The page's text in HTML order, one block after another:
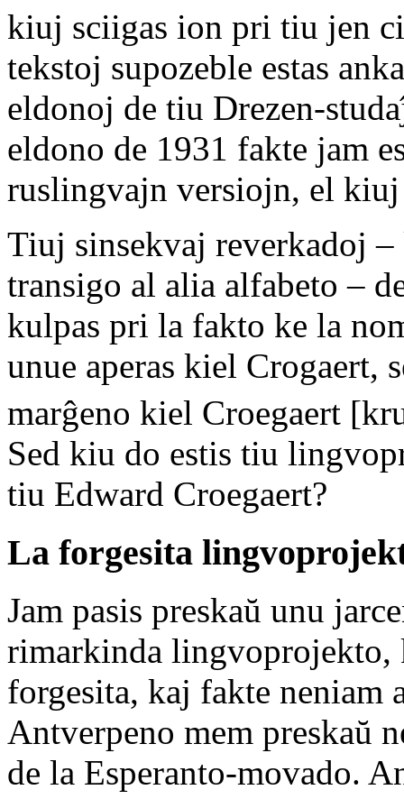
kiuj sciigas ion pri tiu jen
tekstoj supozeble estas
eldonoj de tiu Drezen-
eldono de 1931 fakte jam
ruslingvajn versiojn, el kiuj
Tiuj sinsekvaj reverkadoj
transigo al alia alfabeto –
kulpas pri la fakto ke la
unue aperas kiel Crogaert,
marĝeno kiel Croegaert
Sed kiu do estis tiu
tiu Edward Croegaert?
La forgesita
Jam pasis preskaŭ unu
rimarkinda lingvoprojekto,
forgesita, kaj fakte neniam
Antverpeno mem preskaŭ
de la Esperanto-movado.